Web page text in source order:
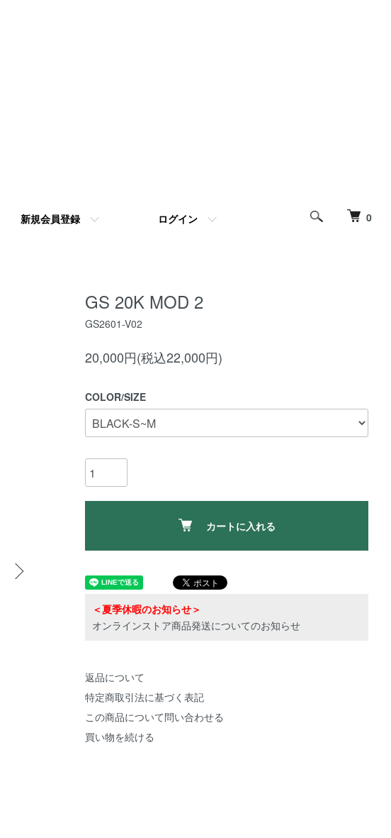
0
新規会員登録 ログイン
GS 20K MOD 2
GS2601-V02
20,000円(税込22,000円)
COLOR/SIZE
カートに入れる
＜夏季休暇のお知らせ＞
オンラインストア商品発送についてのお知らせ
返品について
特定商取引法に基づく表記
この商品について問い合わせる
買い物を続ける